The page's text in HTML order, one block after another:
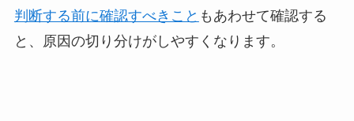
判断する前に確認すべきこと もあわせて確認する
と、原因の切り分けがしやすくなります。